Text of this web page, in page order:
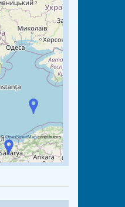
©OpenStreetMapcontributors